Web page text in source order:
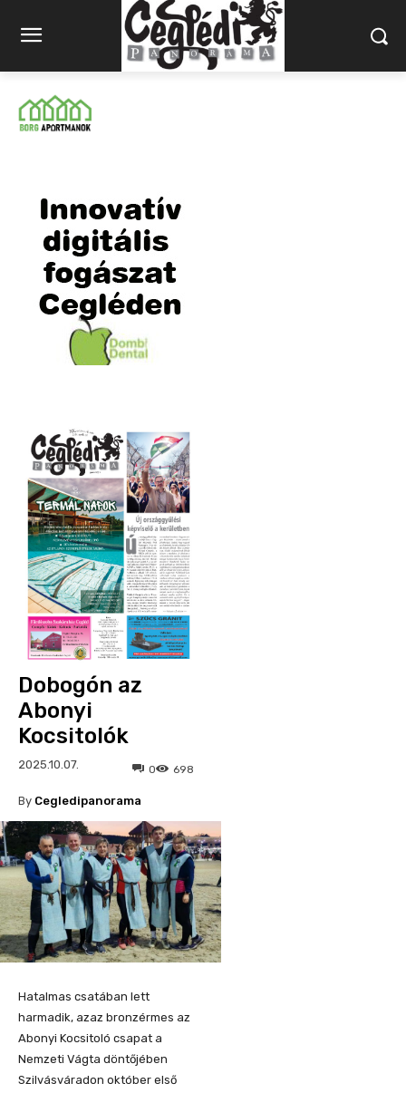
Dobogón az
Abonyi
Kocsitolók
2025.10.07. 698
0
By Cegledipanorama
Hatalmas csatában lett
harmadik, azaz bronzérmes az
Abonyi Kocsitoló csapat a
Nemzeti Vágta döntőjében
Szilvásváradon október első